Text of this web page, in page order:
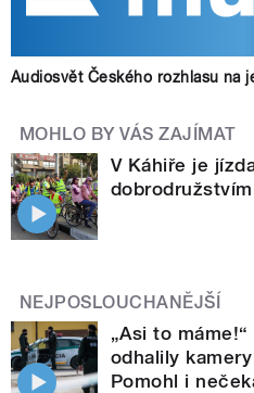
Audiosvět Českého rozhlasu na
MOHLO BY VÁS ZAJÍMAT
V Káhiře je
NEJPOSLOUCHANĚJŠÍ
„Asi to
odhalily
Pomohl i